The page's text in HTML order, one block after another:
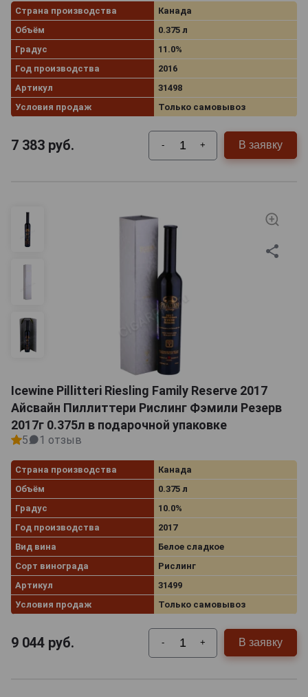
Страна производства
Канада
Объём
0.375 л
Градус
11.0%
Год производства
2016
Артикул
31498
Условия продаж
Только самовывоз
7 383 руб. - + В заявку
Icewine Pillitteri Riesling Family Reserve 2017
Айсвайн Пиллиттери Рислинг Фэмили Резерв
2017г 0.375л в подарочной упаковке
5 1 отзыв
Страна производства
Канада
Объём
0.375 л
Градус
10.0%
Год производства
2017
Вид вина
Белое сладкое
Сорт винограда
Рислинг
Артикул
31499
Условия продаж
Только самовывоз
9 044 руб. - + В заявку